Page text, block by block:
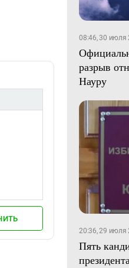
08:46, 30 июля
разрыв
Науру
20:36, 29 июля
Пять